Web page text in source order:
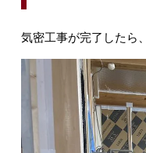
気密工事が完了したら